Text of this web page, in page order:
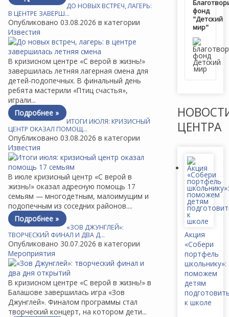
ДО НОВЫХ ВСТРЕЧ, ЛАГЕРЬ:
В ЦЕНТРЕ ЗАВЕРШ…
Опубликовано 03.08.2026 в категории
Известия
В кризисном центре «С верой в жизнь!»
завершилась летняя лагерная смена для
детей-подопечных. В финальный день
ребята мастерили «Птиц счастья»,
играли...
Подробнее »
ИТОГИ ИЮЛЯ: КРИЗИСНЫЙ
ЦЕНТР ОКАЗАЛ ПОМОЩ…
Опубликовано 03.08.2026 в категории
Известия
В июле кризисный центр «С верой в
жизнь!» оказал адресную помощь 17
семьям — многодетным, малоимущим и
подопечным из соседних районов....
Подробнее »
«ЗОВ ДЖУНГЛЕЙ»:
ТВОРЧЕСКИЙ ФИНАЛ И ДВА Д…
Опубликовано 30.07.2026 в категории
Мероприятия
В кризисном центре «С верой в жизнь!» в
Балашове завершилась игра «Зов
Джунглей». Финалом программы стал
творческий концерт, на котором дети...
фонд
"Детский
мир"
ЦЕНТРА
Акция
«Собери
портфель
школьнику»:
поможем
детям
к школе